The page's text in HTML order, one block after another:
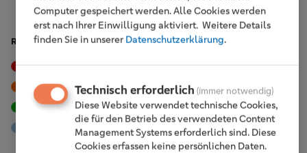
RUBRIKEN
Events
Tipps & Trends
Vor Ort
Karriere
Nachhaltigkeit
Engagement
Mitglieder
Computer gespeichert werden. Alle Cookies werden
erst nach Ihrer Einwilligung aktiviert. Weitere Details
finden Sie in unserer Datenschutzerklärung.
Technisch erforderlich (immer notwendig)
Diese Website verwendet technische Cookies,
die für den Betrieb des verwendeten Content
Management Systems erforderlich sind. Diese
Cookies erfassen keine persönlichen Daten.